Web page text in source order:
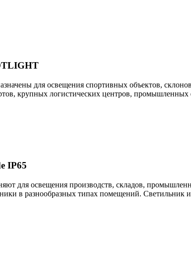
для освещения спортивных объектов,
крупных логистических центров, промышленных
IP65
для освещения производств, складов,
в разнообразных типах помещений. Светильник